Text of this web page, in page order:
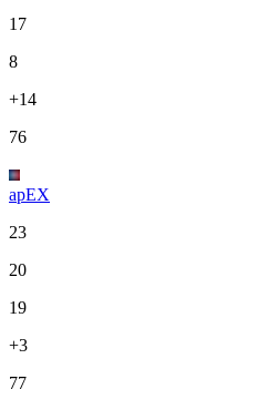
17
8
+14
76
apEX
23
20
19
+3
77